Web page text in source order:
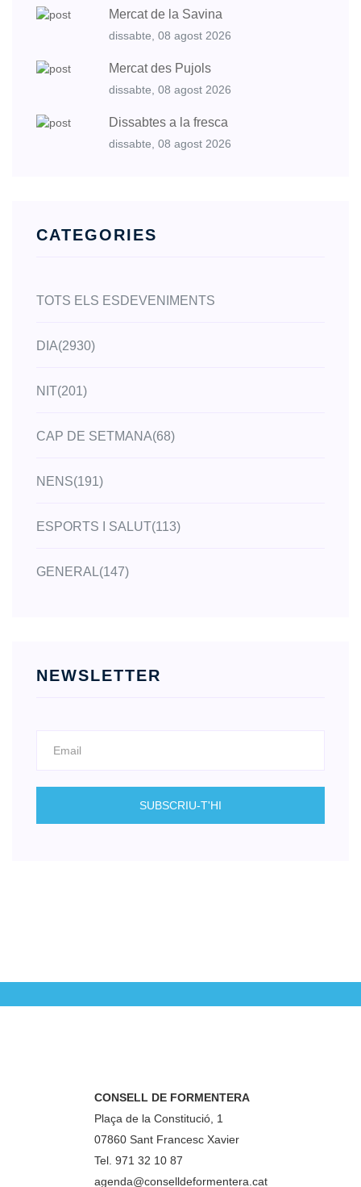
Mercat de la Savina
dissabte, 08 agost 2026
Mercat des Pujols
dissabte, 08 agost 2026
Dissabtes a la fresca
dissabte, 08 agost 2026
CATEGORIES
TOTS ELS ESDEVENIMENTS
DIA(2930)
NIT(201)
CAP DE SETMANA(68)
NENS(191)
ESPORTS I SALUT(113)
GENERAL(147)
NEWSLETTER
CONSELL DE FORMENTERA
Plaça de la Constitució, 1
07860 Sant Francesc Xavier
Tel. 971 32 10 87
agenda@conselldeformentera.cat